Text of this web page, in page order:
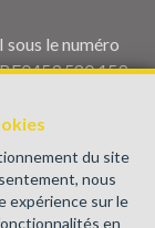
du site
nous
expérience sur le
en
le numéro
(+32 2
de l’
Belgium SA,